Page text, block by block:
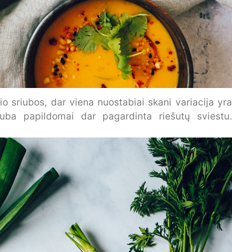
sriubos, dar viena nuostabiai skani variacija yra
papildomai dar pagardinta riešutų sviestu.